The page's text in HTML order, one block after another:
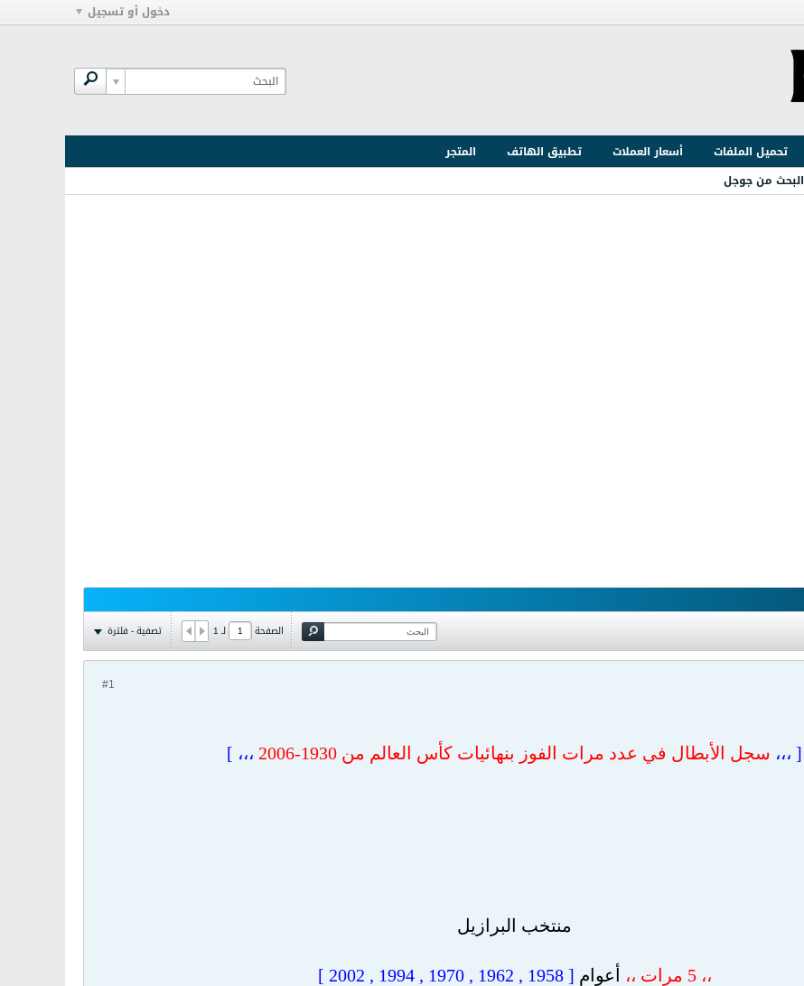
دخول أو تسجيل
تحميل الملفات أسعار العملات تطبيق الهاتف
المتجر
البحث من جوجل
الصفحة لـ1 تصفية - فلترة
#1
[ ،،، سجل الأبطال في عدد مرات الفوز بنهائيات كأس العالم من 1930-2006 ،،، ]
منتخب البرازيل
،، 5 مرات ،، أعوام [ 1958 , 1962 , 1970 , 1994 , 2002 ]